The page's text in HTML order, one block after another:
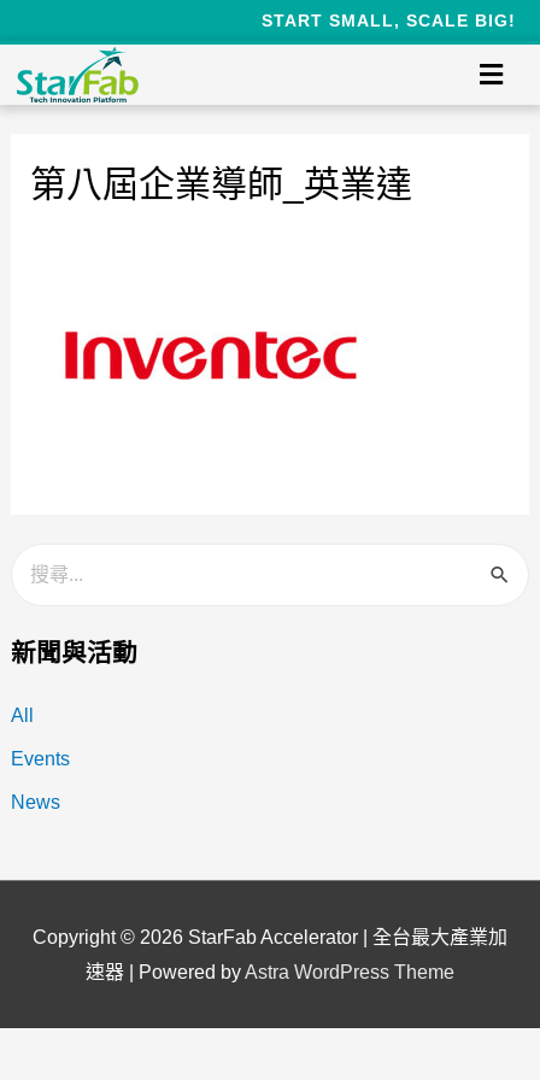
START SMALL, SCALE BIG!
新聞與活動
All
Events
News
第八屆企業導師_英業達
Copyright © 2026 StarFab Accelerator | 全台最大產業加
速器 | Powered byAstra WordPress Theme